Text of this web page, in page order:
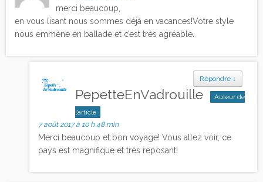
merci beaucoup,
en vous lisant nous sommes déjà en vacances!Votre style
nous emmène en ballade et c’est très agréable.
Répondre ↓
PepetteEnVadrouille
Auteur de
l’article
7 août 2017 à 10 h 48 min
Merci beaucoup et bon voyage! Vous allez voir, ce
pays est magnifique et très reposant!